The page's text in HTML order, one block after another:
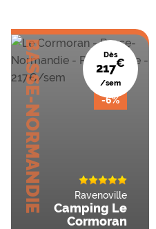
BASSE-NORMANDIE Dès
217€
/sem
-6%
Ravenoville
Camping Le
Cormoran